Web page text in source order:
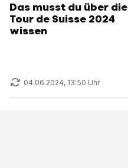
Das musst du über die
Tour de Suisse 2024
wissen
04.06.2024, 13:50 Uhr